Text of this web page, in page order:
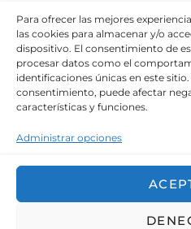
Para ofrecer las mejores
las cookies para almacenar y/o
dispositivo. El consentimiento de
procesar datos como el
identificaciones únicas en este
consentimiento, puede afectar
características y funciones.
Administrar opciones
PREGUNTA
CONTÁCTANOS
Copyright © 2022